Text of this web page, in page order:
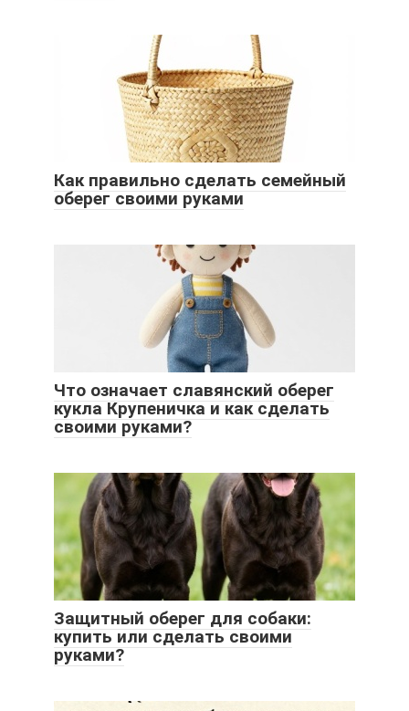
Как правильно сделать семейный
оберег своими руками
Что означает славянский оберег
кукла Крупеничка и как сделать
своими руками?
Защитный оберег для собаки:
купить или сделать своими
руками?